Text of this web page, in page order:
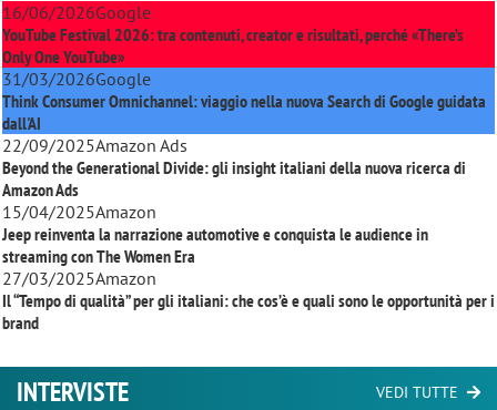
16/06/2026Google
YouTube Festival 2026: tra contenuti, creator e risultati, perché «There’s
Only One YouTube»
31/03/2026Google
Think Consumer Omnichannel: viaggio nella nuova Search di Google guidata
dall'AI
22/09/2025Amazon Ads
Beyond the Generational Divide: gli insight italiani della nuova ricerca di
Amazon Ads
15/04/2025Amazon
Jeep reinventa la narrazione automotive e conquista le audience in
streaming conThe Women Era
27/03/2025Amazon
Il “Tempo di qualità” per gli italiani: che cos’è e quali sono le opportunità per i
brand
INTERVISTE VEDI TUTTE